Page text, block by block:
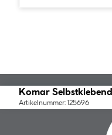
Komar
Artikelnummer: 125696